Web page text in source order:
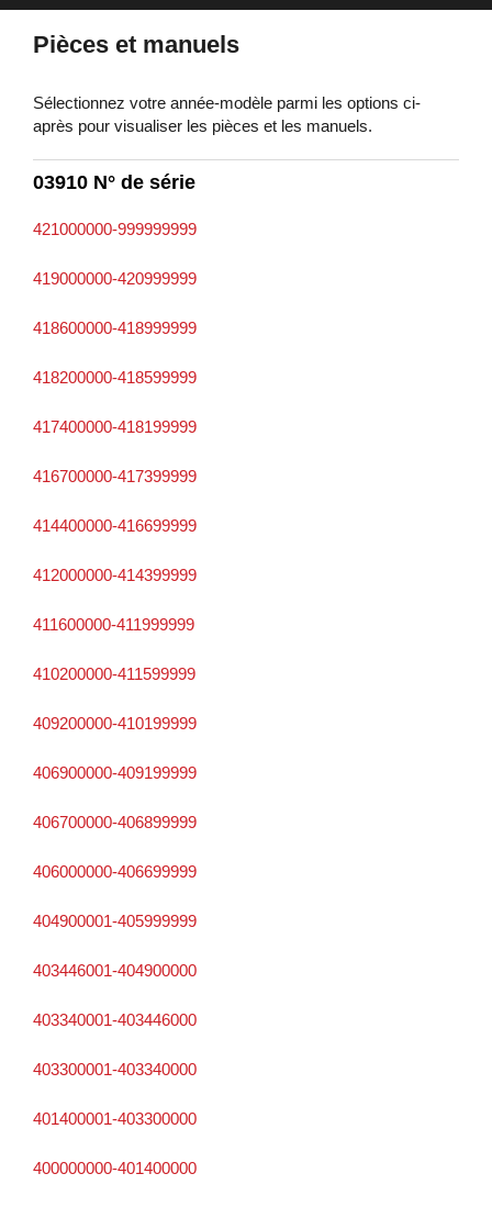
Pièces et manuels
Sélectionnez votre année-modèle parmi les options ci-
après pour visualiser les pièces et les manuels.
03910 N° de série
421000000-999999999
419000000-420999999
418600000-418999999
418200000-418599999
417400000-418199999
416700000-417399999
414400000-416699999
412000000-414399999
411600000-411999999
410200000-411599999
409200000-410199999
406900000-409199999
406700000-406899999
406000000-406699999
404900001-405999999
403446001-404900000
403340001-403446000
403300001-403340000
401400001-403300000
400000000-401400000